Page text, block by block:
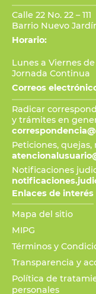
Calle 22 No. 22 – 111
Barrio Nuevo
Horario:
Lunes a Viernes
Jornada Continua
Correos
Radicar
y trámites en
Peticiones, quejas,
Notificaciones
Enlaces de interés
Mapa del sitio
MIPG
Términos y
Transparencia y
Política de
personales